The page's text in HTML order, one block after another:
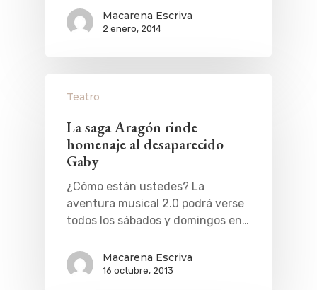
Macarena Escriva
2 enero, 2014
Teatro
La saga Aragón rinde
homenaje al desaparecido
Gaby
¿Cómo están ustedes? La
aventura musical 2.0 podrá verse
todos los sábados y domingos en…
Macarena Escriva
16 octubre, 2013